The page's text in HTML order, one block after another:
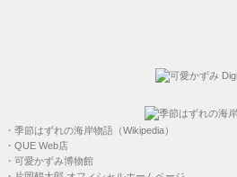
・ 季節はずれの海岸物語（Wikipedia）
・ QUE Web店
・ 可愛かずみ博物館